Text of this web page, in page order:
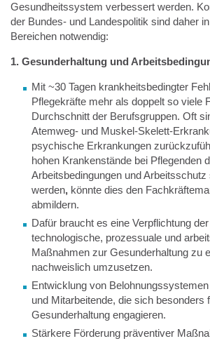
Gesundheitssystem verbessert werden.
der Bundes- und Landespolitik sind daher
Bereichen notwendig:
1. Gesunderhaltung und
Mit ~30 Tagen krankheitsbedingter
Pflegekräfte mehr als doppelt so viele
Durchschnitt der Berufsgruppen. Oft
Atemweg- und Muskel-Skelett-
psychische Erkrankungen
hohen Krankenstände bei Pflegenden
Arbeitsbedingungen und Arbeitsschutz
werden, könnte dies den
abmildern.
Dafür braucht es eine Verpflichtung
technologische, prozessuale und
Maßnahmen zur Gesunderhaltung zu
nachweislich umzusetzen.
Entwicklung von
und Mitarbeitende, die sich besonders
Gesunderhaltung engagieren.
Stärkere Förderung präventiver